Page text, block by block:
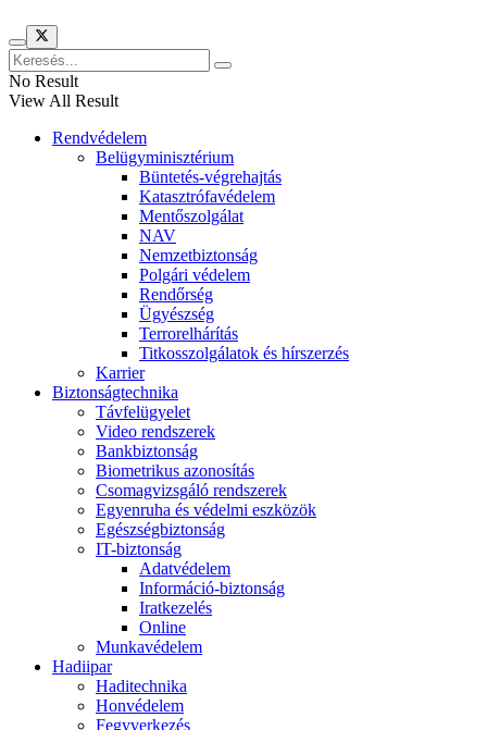
No Result
View All Result
Rendvédelem
Belügyminisztérium
Büntetés-végrehajtás
Katasztrófavédelem
Mentőszolgálat
NAV
Nemzetbiztonság
Polgári védelem
Rendőrség
Ügyészség
Terrorelhárítás
Titkosszolgálatok és hírszerzés
Karrier
Biztonságtechnika
Távfelügyelet
Video rendszerek
Bankbiztonság
Biometrikus azonosítás
Csomagvizsgáló rendszerek
Egyenruha és védelmi eszközök
Egészségbiztonság
IT-biztonság
Adatvédelem
Információ-biztonság
Iratkezelés
Online
Munkavédelem
Hadiipar
Haditechnika
Honvédelem
Fegyverkezés